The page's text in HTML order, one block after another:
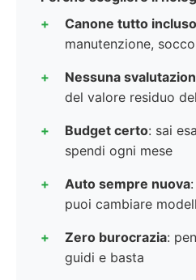
Canone tutto incluso
manutenzione,
Nessuna
del valore residuo
Budget certo: sai
spendi ogni mese
Auto sempre nuova
puoi cambiare
Zero burocrazia:
guidi e basta